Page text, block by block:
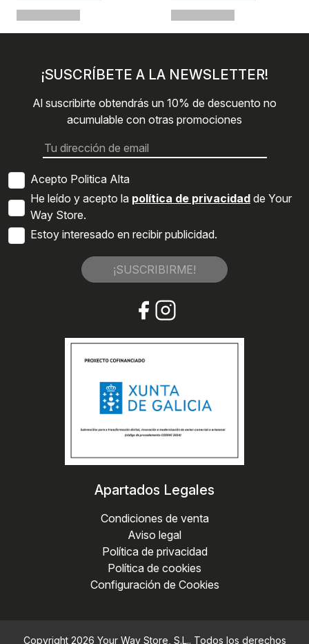
¡SUSCRÍBETE A LA NEWSLETTER!
Al suscribirte obtendrás un 10% de descuento no
acumulable con otras promociones
Acepto Politica Alta
He leído y acepto la política de privacidad de Your
Way Store.
Estoy interesado en recibir publicidad.
¡SUSCRIBIRME!
Apartados Legales
Condiciones de venta
Aviso legal
Política de privacidad
Política de cookies
Configuración de Cookies
Copyright 2026 Your Way Store, S.L.. Todos los derechos